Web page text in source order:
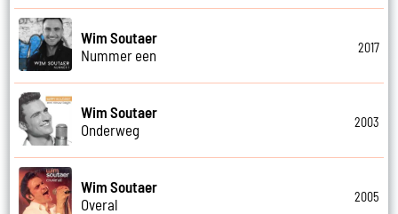
Wim Soutaer
Nummer een
2017
Wim Soutaer
Onderweg
2003
Wim Soutaer
Overal
2005